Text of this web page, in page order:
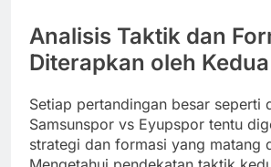
Analisis Taktik dan
Diterapkan oleh
Setiap pertandingan besar seperti
Samsunspor vs Eyupspor tentu
strategi dan formasi yang matang